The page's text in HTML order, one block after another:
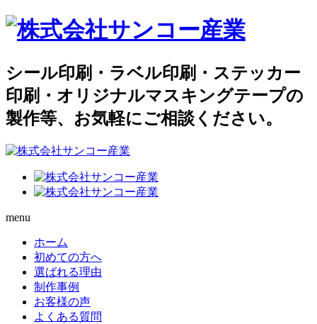
シール印刷・ラベル印刷・ステッカー
印刷・オリジナルマスキングテープの
製作等、お気軽にご相談ください。
menu
ホーム
初めての方へ
選ばれる理由
制作事例
お客様の声
よくある質問